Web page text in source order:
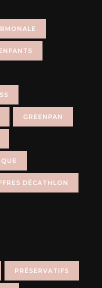
GREENPAN
DÉCATHLON
PRÉSERVATIFS